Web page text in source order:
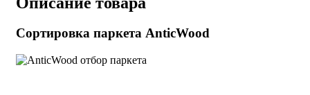
Сортировка паркета AnticWood